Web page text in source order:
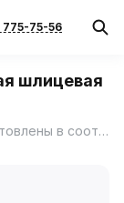
775-75-56
шлицевая
Отвертки серии D71 "ANTI-SLIP GRIP" изготовлены в соответствии с требованиями стандарта DIN 5262, отвечают техническим условиям ГОСТ 17199-88.